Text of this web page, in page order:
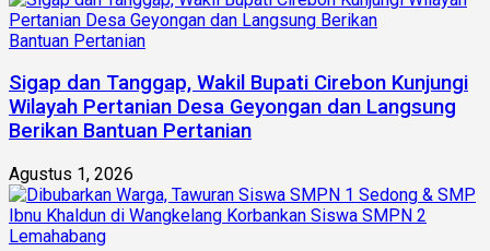
Sigap dan Tanggap, Wakil Bupati Cirebon Kunjungi
Wilayah Pertanian Desa Geyongan dan Langsung
Berikan Bantuan Pertanian
Agustus 1, 2026